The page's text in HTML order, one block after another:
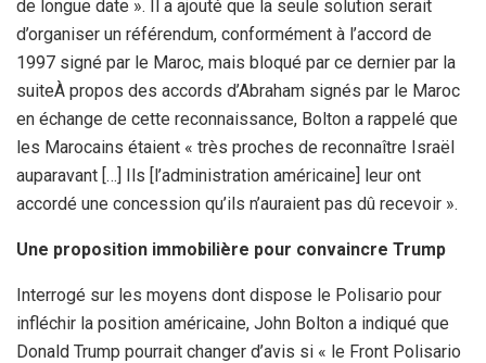
de longue date ». Il a ajouté que la seule solution serait
d’organiser un référendum, conformément à l’accord de
1997 signé par le Maroc, mais bloqué par ce dernier par la
suiteÀ propos des accords d’Abraham signés par le Maroc
en échange de cette reconnaissance, Bolton a rappelé que
les Marocains étaient « très proches de reconnaître Israël
auparavant […] Ils [l’administration américaine] leur ont
accordé une concession qu’ils n’auraient pas dû recevoir ».
Une proposition immobilière pour convaincre Trump
Interrogé sur les moyens dont dispose le Polisario pour
infléchir la position américaine, John Bolton a indiqué que
Donald Trump pourrait changer d’avis si « le Front Polisario